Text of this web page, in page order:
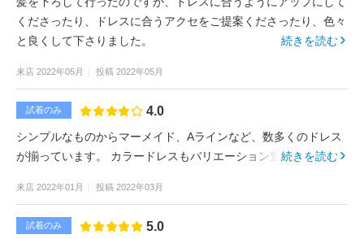
くださったり、ドレスに合うアクセをご提案くださったり、色々
と良くして下さりました。
続きを読む
来店 2022年05月 投稿 2022年05月
試着のみ 4.0
シンプルなものからマーメイド、Aラインなど、数多くのドレス
が揃っています。 カラードレスもバリエーション豊富でした。
続きを読む
来店 2022年01月 投稿 2022年03月
試着のみ 5.0